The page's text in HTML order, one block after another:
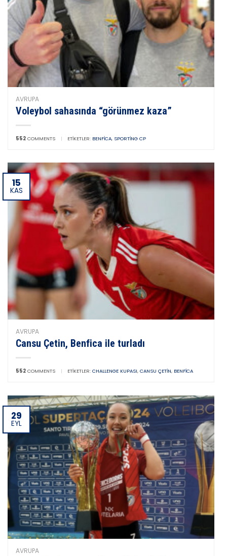
AVRUPA
Voleybol sahasında “görünmez kaza”
552 COMMENTS | ETIKETLER: BENFICA, SPORTING CP
15
KAS
AVRUPA
Cansu Çetin, Benfica ile turladı
552 COMMENTS | ETIKETLER: CHALLENGE KUPASI, CANSU ÇETIN, BENFICA
29
EYL
AVRUPA